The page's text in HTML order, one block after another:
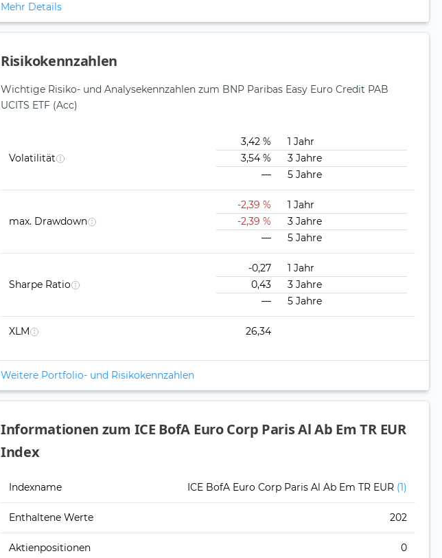
Mehr Details
Risikokennzahlen
Wichtige Risiko- und Analysekennzahlen zum BNP Paribas Easy Euro Credit PAB
UCITS ETF (Acc)
Volatilität
3,42 %
1 Jahr
3,54 %
3 Jahre
—
5 Jahre
max. Drawdown
-2,39 %
1 Jahr
-2,39 %
3 Jahre
—
5 Jahre
Sharpe Ratio
-0,27
1 Jahr
0,43
3 Jahre
—
5 Jahre
XLM 26,34
Weitere Portfolio- und Risikokennzahlen
Informationen zum ICE BofA Euro Corp Paris Al Ab Em TR EUR
Index
Indexname ICE BofA Euro Corp Paris Al Ab Em TR EUR (1)
Enthaltene Werte 202
Aktienpositionen 0